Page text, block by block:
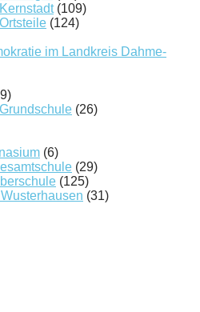
(109)
(124)
im Landkreis Dahme-
(26)
(6)
(29)
(125)
(31)